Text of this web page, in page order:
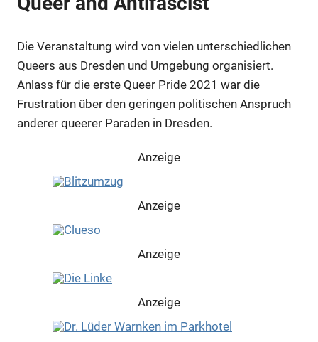
Die Veranstaltung wird von vielen unterschiedlichen
Queers aus Dresden und Umgebung organisiert.
Anlass für die erste Queer Pride 2021 war die
Frustration über den geringen politischen Anspruch
anderer queerer Paraden in Dresden.
Anzeige
Anzeige
Anzeige
Anzeige